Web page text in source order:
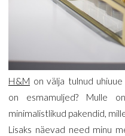
H&M on välja tulnud
on esmamuljed? Mulle
minimalistlikud pakendid,
Lisaks näevad need minu